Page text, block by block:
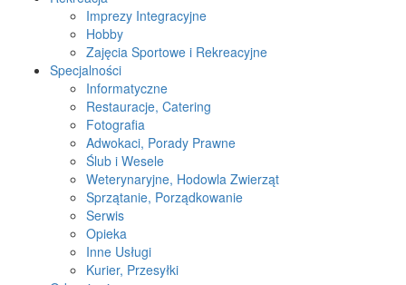
Imprezy Integracyjne
Hobby
Zajęcia Sportowe i Rekreacyjne
Specjalności
Informatyczne
Restauracje, Catering
Fotografia
Adwokaci, Porady Prawne
Ślub i Wesele
Weterynaryjne, Hodowla Zwierząt
Sprzątanie, Porządkowanie
Serwis
Opieka
Inne Usługi
Kurier, Przesyłki